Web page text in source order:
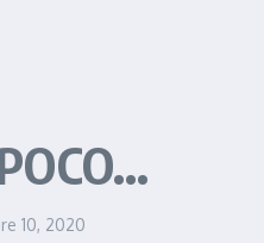
10, 2020